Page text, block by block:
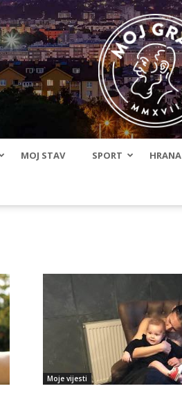
MOJ STAV SPORT HRANA
Moje vijesti